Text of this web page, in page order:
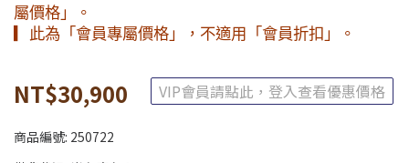
屬價格」。
▎此為「會員專屬價格」，不適用「會員折扣」。
NT$30,900 VIP會員請點此，登入查看優惠價格
商品編號: 250722